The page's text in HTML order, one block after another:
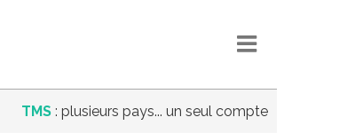
TMS : plusieurs pays... un seul compte